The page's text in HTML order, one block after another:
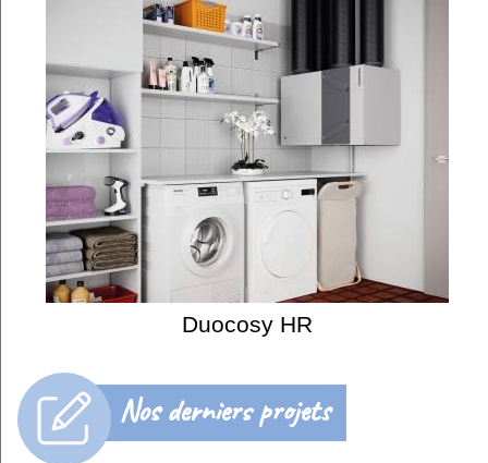
Duocosy HR
Nos derniers projets